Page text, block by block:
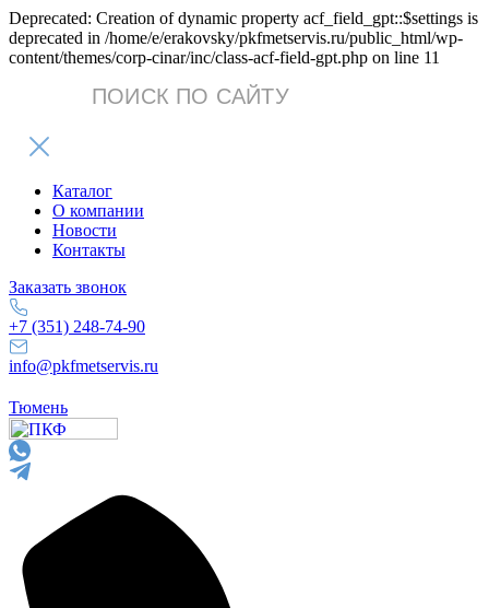
Deprecated: Creation of dynamic property acf_field_gpt::$settings is
deprecated in /home/e/erakovsky/pkfmetservis.ru/public_html/wp-
content/themes/corp-cinar/inc/class-acf-field-gpt.php on line 11
товаров
Каталог
О компании
Новости
Контакты
Заказать звонок
+7 (351) 248-74-90
info@pkfmetservis.ru
Тюмень